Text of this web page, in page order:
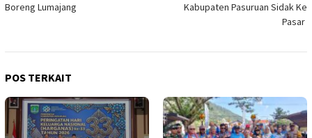
Boreng Lumajang
Kabupaten Pasuruan Sidak Ke
Pasar
POS TERKAIT